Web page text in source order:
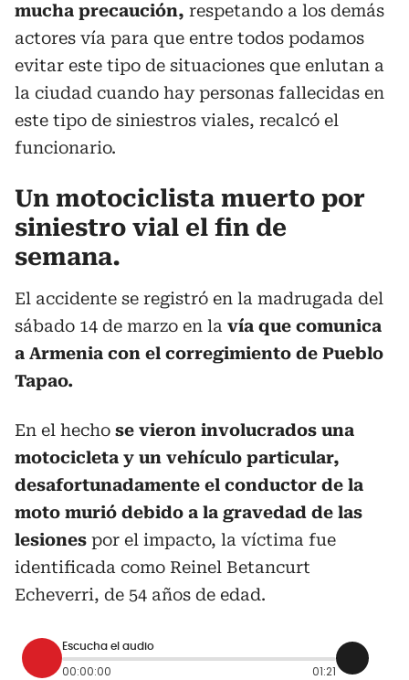
mucha precaución, respetando a los demás
actores vía para que entre todos podamos
evitar este tipo de situaciones que enlutan a
la ciudad cuando hay personas fallecidas en
este tipo de siniestros viales, recalcó el
funcionario.
Un motociclista muerto por
siniestro vial el fin de
semana.
El accidente se registró en la madrugada del
sábado 14 de marzo en la vía que comunica
a Armenia con el corregimiento de Pueblo
Tapao.
En el hecho se vieron involucrados una
motocicleta y un vehículo particular,
desafortunadamente el conductor de la
moto murió debido a la gravedad de las
lesiones por el impacto, la víctima fue
identificada como Reinel Betancurt
Echeverri, de 54 años de edad.
Escucha el audio
00:00:00 01:21